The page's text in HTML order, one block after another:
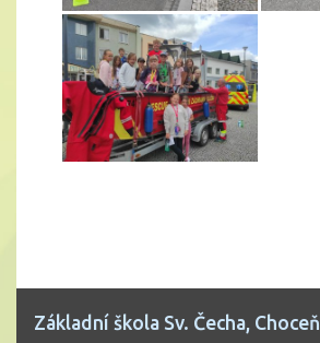
Základní škola Sv. Čecha, Choceň